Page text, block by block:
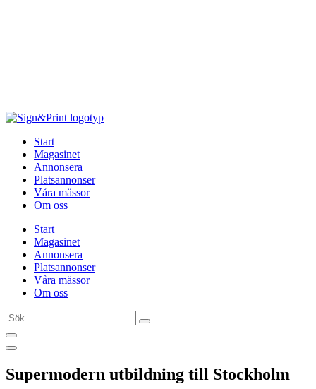
Start
Magasinet
Annonsera
Platsannonser
Våra mässor
Om oss
Start
Magasinet
Annonsera
Platsannonser
Våra mässor
Om oss
Sök
…
Supermodern utbildning till Stockholm